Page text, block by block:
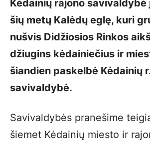
Kėdainių rajono savivaldybė
šių metų Kalėdų eglę, kuri
nušvis Didžiosios Rinkos
džiugins kėdainiečius ir
šiandien paskelbė Kėdainių
savivaldybė.
Savivaldybės pranešime
šiemet Kėdainių miesto ir